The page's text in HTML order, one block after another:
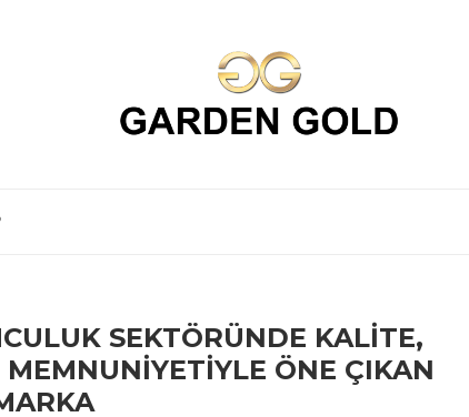
SEKTÖRÜNDE KALITE,
ÖNE ÇIKAN